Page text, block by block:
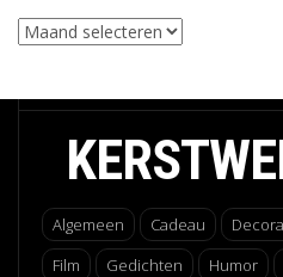
Archieven
Algemeen Cadeau
Film
Gedichten Humor